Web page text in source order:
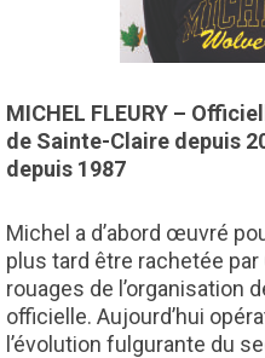
MICHEL FLEURY –
de Sainte-Claire depuis
depuis 1987
Michel a d’abord œuvré
plus tard être rachetée
rouages de l’organisation
officielle. Aujourd’hui
l’évolution fulgurante du